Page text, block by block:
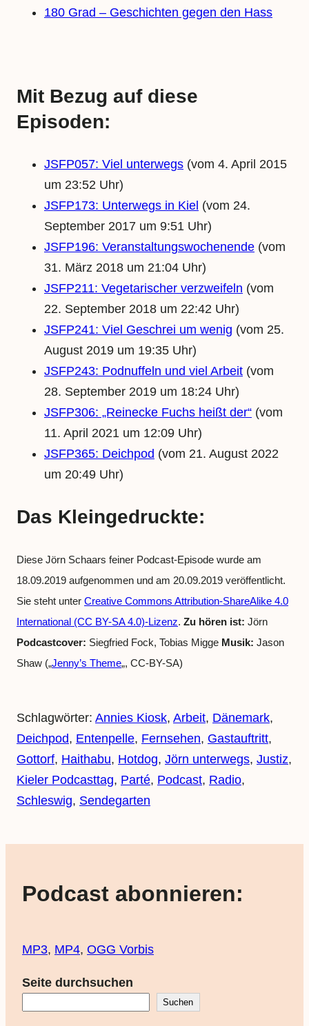
180 Grad – Geschichten gegen den Hass
Mit Bezug auf diese
Episoden:
JSFP057: Viel unterwegs (vom 4. April 2015
um 23:52 Uhr)
JSFP173: Unterwegs in Kiel (vom 24.
September 2017 um 9:51 Uhr)
JSFP196: Veranstaltungswochenende (vom
31. März 2018 um 21:04 Uhr)
JSFP211: Vegetarischer verzweifeln (vom
22. September 2018 um 22:42 Uhr)
JSFP241: Viel Geschrei um wenig (vom 25.
August 2019 um 19:35 Uhr)
JSFP243: Podnuffeln und viel Arbeit (vom
28. September 2019 um 18:24 Uhr)
JSFP306: „Reinecke Fuchs heißt der“ (vom
11. April 2021 um 12:09 Uhr)
JSFP365: Deichpod (vom 21. August 2022
um 20:49 Uhr)
Das Kleingedruckte:
Diese Jörn Schaars feiner Podcast-Episode wurde am
18.09.2019 aufgenommen und am 20.09.2019 veröffentlicht.
Sie steht unter Creative Commons Attribution-ShareAlike 4.0
International (CC BY-SA 4.0)-Lizenz. Zu hören ist: Jörn
Podcastcover: Siegfried Fock, Tobias Migge Musik: Jason
Shaw („Jenny’s Theme„, CC-BY-SA)
Schlagwörter: Annies Kiosk, Arbeit, Dänemark
Deichpod, Entenpelle, Fernsehen, Gastauftritt
Gottorf, Haithabu, Hotdog, Jörn unterwegs, Justiz
Kieler Podcasttag, Parté, Podcast, Radio
Schleswig, Sendegarten
Podcast abonnieren:
MP3, MP4, OGG Vorbis
Seite durchsuchen
Suchen